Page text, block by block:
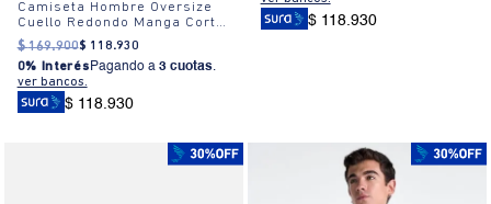
Camiseta Hombre Oversize
Cuello Redondo Manga Corta
Estampada Blanca
$ 169.900$ 118.930
0% InterésPagando a 3 cuotas.
ver bancos.
$ 118.930
$ 118.930